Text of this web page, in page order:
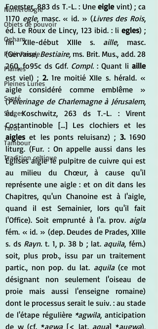
Numérologie
Objets de pouvoir
Ogham
Petit Peuple
Plantes
Pleines Lunes
Santé
Stages
Tarot
Tambour
Tradition celtique
Foerster, 883 ds T.-L. : Une eigle vint) ; ca
1170 egle, masc. « id. » (Livres des Rois,
éd. Le Roux de Lincy, 123 ibid. : li egles) ;
fin XIIe-début XIIIe s. aille, masc.
(Gervaise, Bestiaire, ms. Brit. Mus., add. 28
260, fo95c ds Gdf. Compl. : Quant li aille
est viel) ; 2. 1re moitié XIIe s. hérald. «
aigle considéré comme emblême »
(Pèlerinage de Charlemagne à Jérusalem,
éd. Koschwitz, 263 ds T.-L. : Virent
aigles et les ponts reluisanz) ; 3. 1690
liturg. (Fur. : On appelle aussi dans les
Églises aigle le pulpitre de cuivre qui est
au milieu du Chœur, à cause qu'il
représente une aigle : et on dit dans les
Chapitres, qu'un Chanoine est à l'aigle,
quand il est Semainier, lors qu'il fait
l'Office). Soit emprunté à l'a. prov. aigla
fém. « id. » (dep. Deudes de Prades, XIIIe
s. ds Rayn. t. 1, p. 38 b ; lat. aquila, fém.)
soit, plus prob., issu par un traitement
partic., non pop. du lat. aquila (ce mot
désignant non seulement l'oiseau de
proie mais aussi l'enseigne romaine)
dont le processus serait le suiv. : au stade
de l'étape régulière *agwila, anticipation
de w (cf. *agwa [< lat. aqua] *augwa),